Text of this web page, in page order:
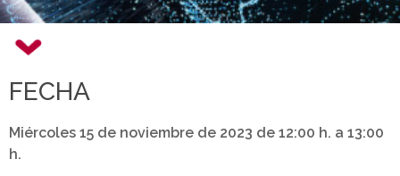
FECHA
Miércoles 15 de noviembre de 2023 de 12:00 h. a 13:00
h.